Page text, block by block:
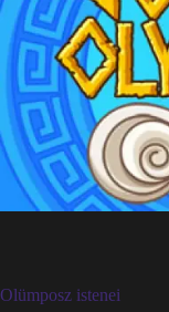
Olümposz istenei